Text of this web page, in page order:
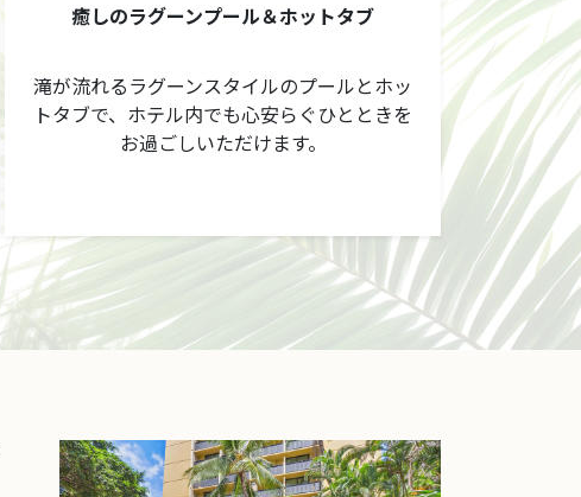
癒しのラグーンプール＆ホットタブ
滝が流れるラグーンスタイルのプールとホッ
トタブで、ホテル内でも心安らぐひとときを
お過ごしいただけます。